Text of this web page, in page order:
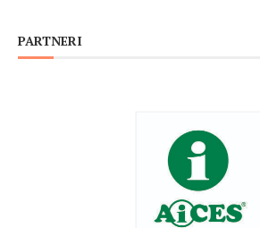
PARTNERI